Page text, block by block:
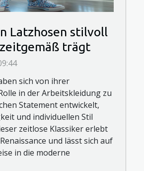
Latzhosen stilvoll
trägt
sich von ihrer
in der Arbeitskleidung zu
Statement entwickelt,
und individuellen Stil
zeitlose Klassiker erlebt
und lässt sich auf
in die moderne